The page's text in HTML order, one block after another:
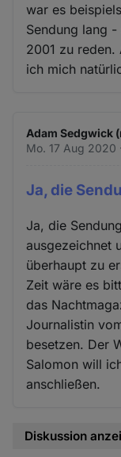
war es
Sendung lang
2001 zu reden.
ich mich
Adam Sedgwick
Mo. 17 Aug 2020
Ja, die
Ja, die
ausgezeichnet
überhaupt zu
Zeit wäre es
das
Journalistin
besetzen. Der
Salomon will
anschließen.
Diskussion